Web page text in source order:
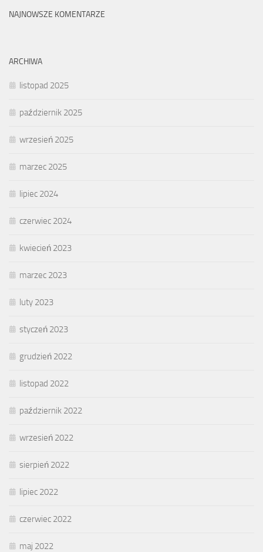
NAJNOWSZE KOMENTARZE
ARCHIWA
listopad 2025
październik 2025
wrzesień 2025
marzec 2025
lipiec 2024
czerwiec 2024
kwiecień 2023
marzec 2023
luty 2023
styczeń 2023
grudzień 2022
listopad 2022
październik 2022
wrzesień 2022
sierpień 2022
lipiec 2022
czerwiec 2022
maj 2022